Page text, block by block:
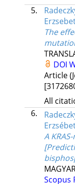
5.
The
DOI
Article
All
6.
A
Scopus